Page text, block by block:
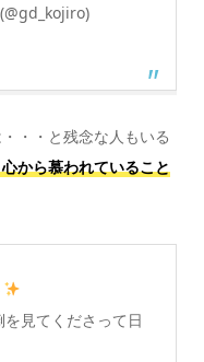
(@gd_kojiro)
・・と残念な人もいる
から慕われていること
見てくださって日